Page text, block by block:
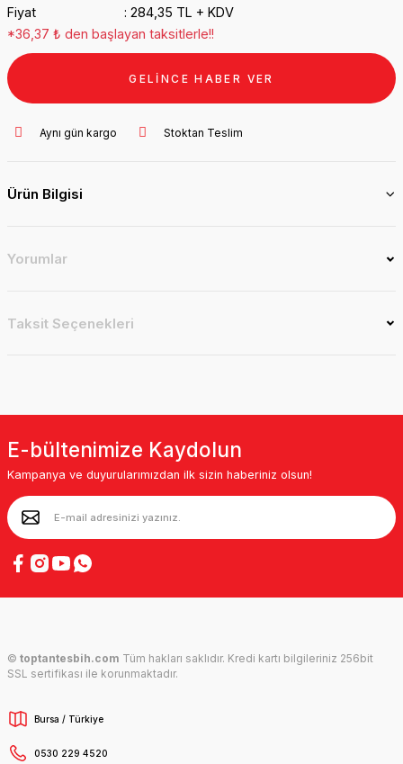
Fiyat
284,35 TL + KDV
*36,37 ₺ den başlayan taksitlerle!!
GELİNCE HABER VER
Aynı gün kargo Stoktan Teslim
Ürün Bilgisi
Yorumlar
Taksit Seçenekleri
E-bültenimize Kaydolun
Kampanya ve duyurularımızdan ilk sizin haberiniz olsun!
© toptantesbih.com Tüm hakları saklıdır. Kredi kartı bilgileriniz 256bit
SSL sertifikası ile korunmaktadır.
Bursa / Türkiye
0530 229 4520